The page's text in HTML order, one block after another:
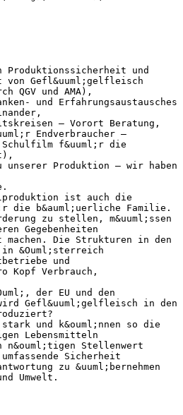
Produktionssicherheit und
von Gefl&uuml;gelfleisch
QGV und AMA),
und Erfahrungsaustausches
– Vorort Beratung,
Endverbraucher –
Schulfilm f&uuml;r die
unserer Produktion – wir haben
ist auch die
die b&auml;uerliche Familie.
zu stellen, m&uuml;ssen
Gegebenheiten
Die Strukturen in den
in &Ouml;sterreich
und
Kopf Verbrauch,
der EU und den
Gefl&uuml;gelfleisch in den
und k&ouml;nnen so die
Lebensmitteln
Stellenwert
Sicherheit
zu &uuml;bernehmen